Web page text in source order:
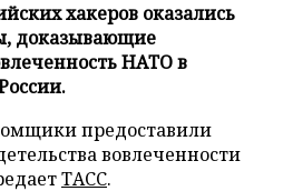
хакеров оказались
доказывающие
НАТО в
предоставили
вовлеченности
ТАСС.